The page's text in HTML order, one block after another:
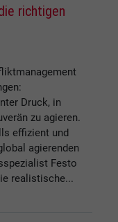
richtigen
Druck, in
zu agieren.
effizient und
agierenden
Festo
realistische...